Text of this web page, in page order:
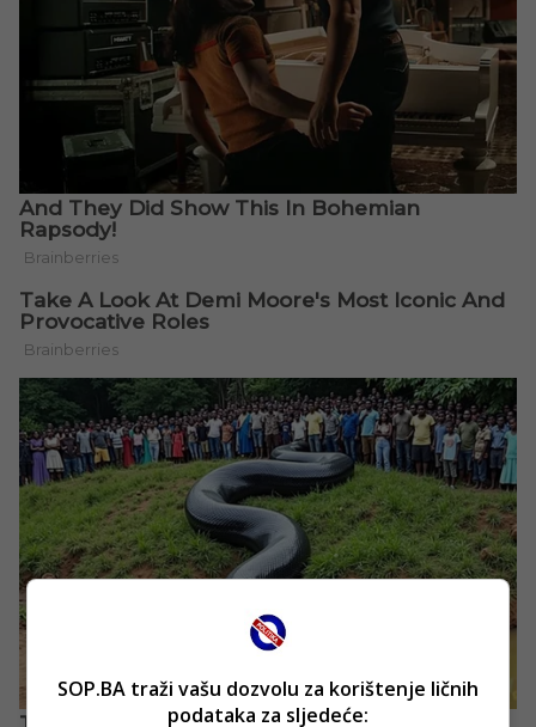
SOP.BA traži vašu dozvolu za korištenje ličnih
podataka za sljedeće: